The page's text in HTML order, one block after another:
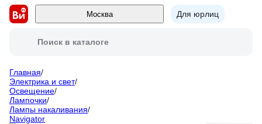
Москва Для юрлиц
Поиск в каталоге
Главная/
Электрика и свет/
Освещение/
Лампочки/
Лампы накаливания/
Navigator